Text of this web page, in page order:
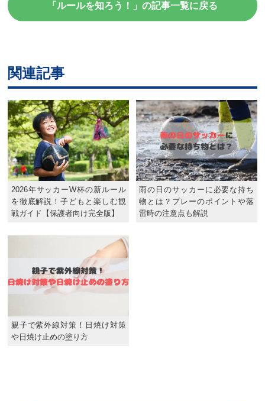
「ルールを知ろう！」の記事一覧に戻る
関連記事
2026年サッカーW杯の新ルール
を徹底解説！子どもと楽しむ観
戦ガイド【保護者向け完全版】
雨の日のサッカーに必要な持ち
物とは？プレーのポイントや落
雷時の注意点も解説
親子で紫外線対策！日焼け対策
や日焼け止めの塗り方